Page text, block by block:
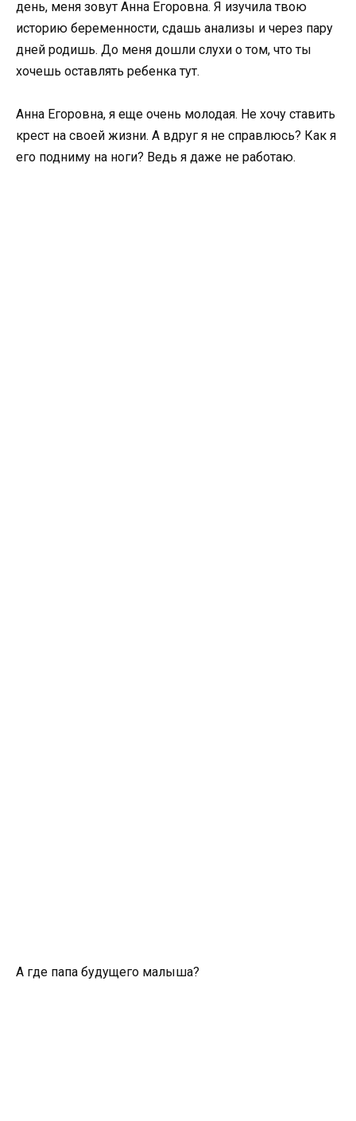
день, меня зовут Анна Егоровна. Я изучила твою
историю беременности, сдашь анализы и через пару
дней родишь. До меня дошли слухи о том, что ты
хочешь оставлять ребенка тут.
Анна Егоровна, я еще очень молодая. Не хочу ставить
крест на своей жизни. А вдруг я не справлюсь? Как я
его подниму на ноги? Ведь я даже не работаю.
А где папа будущего малыша?